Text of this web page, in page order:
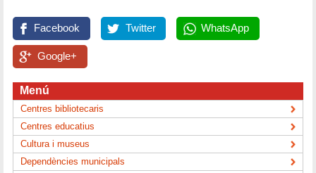
Facebook Twitter WhatsApp
Google+
Menú
Centres bibliotecaris
Centres educatius
Cultura i museus
Dependències municipals